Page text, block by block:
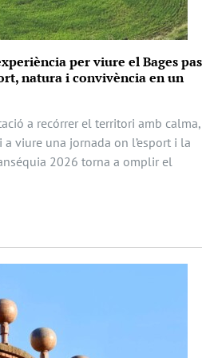
per viure el Bages pas
natura i convivència en un
a recórrer el territori amb calma,
viure una jornada on l’esport i la
2026 torna a omplir el